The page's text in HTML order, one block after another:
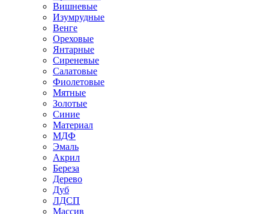
Вишневые
Изумрудные
Венге
Ореховые
Янтарные
Сиреневые
Салатовые
Фиолетовые
Мятные
Золотые
Синие
Материал
МДФ
Эмаль
Акрил
Береза
Дерево
Дуб
ЛДСП
Массив